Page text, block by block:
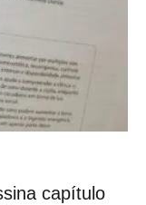
capítulo